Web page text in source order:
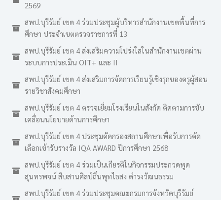
2569
สพป.บุรีรัมย์ เขต 4 ร่วมประชุมผู้บริหารสำนักงานเขตพื้นที่การ
ศึกษา ประจำเขตตรวจราชการที่ 13
สพป.บุรีรัมย์ เขต 4 ส่งเสริมความโปร่งใสในสำนักงานเขตผ่าน
ระบบการประเมิน OIT+ และ II
สพป.บุรีรัมย์ เขต 4 ส่งเสริมการจัดการเรียนรู้เชิงรุกของครูผู้สอน
รายวิชาสังคมศึกษา
สพป.บุรีรัมย์ เขต 4 ตรวจเยี่ยมโรงเรียนในสังกัด ติดตามการขับ
เคลื่อนนโยบายด้านการศึกษา
สพป.บุรีรัมย์ เขต 4 ประชุมคัดกรองสถานศึกษาเพื่อรับการคัด
เลือกเข้ารับรางวัล IQA AWARD ปีการศึกษา 2568
สพป.บุรีรัมย์ เขต 4 ร่วมเป็นเกียรติในกิจกรรมประกวดพูด
สุนทรพจน์ สืบสานศิลป์ถิ่นพุทไธสง ดำรงวัฒนธรรม
สพป.บุรีรัมย์ เขต 4 ร่วมประชุมคณะกรมการจังหวัดบุรีรัมย์